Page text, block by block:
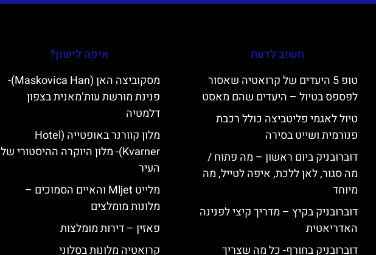
חשוב לדעת
טופ 5 היעדים של קרואטיה שאסור
לפספס בטיול – היעדים שהם מאסט
טיול לאגמי פליטביצה כולל רכבת
פנורמית ושייט בסירה
דוברובניק ביום ראשון – מה פתוח /
מה סגור, לאן ללכת, איפה לטייל, מה
מיוחד
דוברובניק בקיץ – מדריך קיצי לפנינה
האדריאטית
דוברובניק בחורף- כל מה שצריך
איפה לישון?
מסקוביצה האן (Maskovica Han)-
פנינת מורשת עות’מאנית בצפון
דלמטיה
מלון קוורנר באופטייה (Hotel
Kvarner)- מלון היוקרה ההיסטורי של
העיר
מלייט Mljet והאיים הסמוכים –
מלונות מומלצים
פאזין – דירות מומלצות
קרואטיה מלונות בסלוני